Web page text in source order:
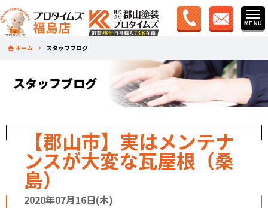
ホーム スタッフブログ
スタッフブログ
【郡山市】実はメンテナ
ンスが大変な瓦屋根（桑
島）
2020年07月16日(木)